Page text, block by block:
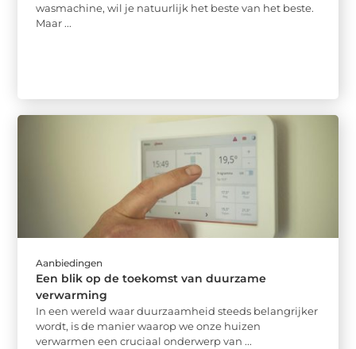
wasmachine, wil je natuurlijk het beste van het beste.
Maar ...
Aanbiedingen
Een blik op de toekomst van duurzame
verwarming
In een wereld waar duurzaamheid steeds belangrijker
wordt, is de manier waarop we onze huizen
verwarmen een cruciaal onderwerp van ...